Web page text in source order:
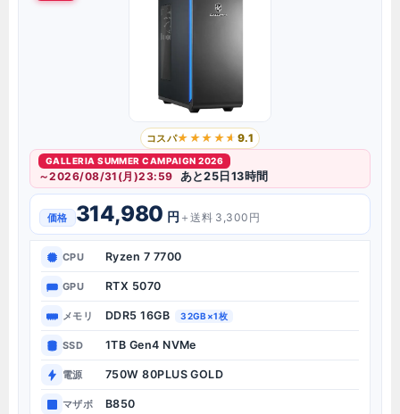
コスパ 9.1
GALLERIA SUMMER CAMPAIGN 2026
～2026/08/31(月)23:59 あと25日13時間
価格 314,980 円 ＋送料 3,300円
CPU Ryzen 7 7700
GPU RTX 5070
メモリ DDR5 16GB 32GB×1枚
SSD 1TB Gen4 NVMe
電源 750W 80PLUS GOLD
マザボ B850